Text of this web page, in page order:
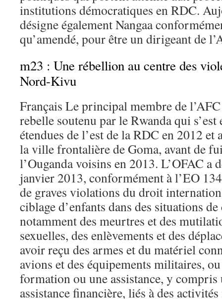
institutions démocratiques en RDC.
désigne également Nangaa
qu’amendé, pour être un dirigeant de
m23 : Une rébellion au centre des
Nord-Kivu
Français Le principal membre de
rebelle soutenu par le Rwanda qui s’est
étendues de l’est de la RDC en 2012
la ville frontalière de Goma, avant de
l’Ouganda voisins en 2013. L’OFAC a
janvier 2013, conformément à l’EO
de graves violations du droit
ciblage d’enfants dans des situations
notamment des meurtres et des
sexuelles, des enlèvements et des
avoir reçu des armes et du matériel
avions et des équipements militaires,
formation ou une assistance, y compris
assistance financière, liés à des